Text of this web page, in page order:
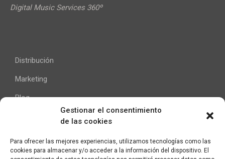
Gestionar el consentimiento
de las cookies
Para ofrecer las mejores experiencias, utilizamos tecnologías como las
cookies para almacenar y/o acceder a la información del dispositivo. El
Digital Music Services 360º
Distribución
Marketing
Blog
Ayuda